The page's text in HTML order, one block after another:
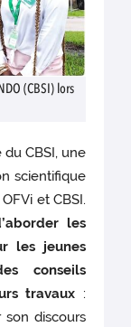
(CBSI) lors
CBSI, une
scientifique
et CBSI.
les
les jeunes
conseils
travaux :
son discours